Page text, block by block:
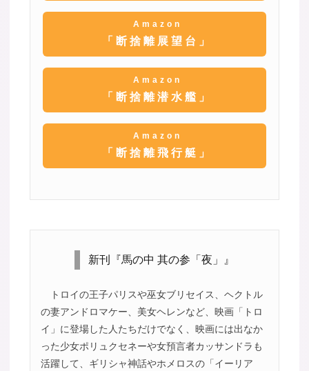
Amazon
「断捨離展望台」
Amazon
「断捨離潜水艦」
Amazon
「断捨離飛行艇」
新刊『馬の中 其の参「夜」』
トロイの王子パリスや巫女ブリセイス、ヘクトル
の妻アンドロマケー、美女ヘレンなど、映画「トロ
イ」に登場した人たちだけでなく、映画には出なか
った少女ポリュクセネーや女預言者カッサンドラも
活躍して、ギリシャ神話やホメロスの「イーリア